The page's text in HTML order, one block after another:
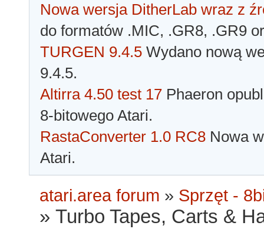
Nowa wersja DitherLab wraz z
do formatów .MIC, .GR8, .GR9
TURGEN 9.4.5 Wydano nową
9.4.5.
Altirra 4.50 test 17 Phaeron
8-bitowego Atari.
RastaConverter 1.0 RC8 Nowa
Atari.
atari.area forum » Sprzęt -
»Turbo Tapes, Carts &